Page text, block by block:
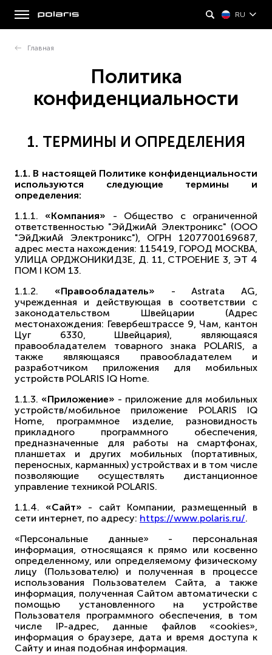
RU
Главная
Политика
конфиденциальности
1. ТЕРМИНЫ И ОПРЕДЕЛЕНИЯ
1.1. В настоящей Политике конфиденциальности
используются следующие термины и
определения:
1.1.1. «Компания» - Общество с ограниченной
ответственностью "ЭйДжиАй Электроникс" (ООО
"ЭйДжиАй Электроникс"), ОГРН 1207700169687,
адрес места нахождения: 115419, ГОРОД МОСКВА,
УЛИЦА ОРДЖОНИКИДЗЕ, Д. 11, СТРОЕНИЕ 3, ЭТ 4
ПОМ I КОМ 13.
1.1.2. «Правообладатель» - Astrata AG,
учрежденная и действующая в соответствии с
законодательством Швейцарии (Адрес
местонахождения: Гевербештрассе 9, Чам, кантон
Цуг 6330, Швейцария), являющаяся
правообладателем товарного знака POLARIS, а
также являющаяся правообладателем и
разработчиком приложения для мобильных
устройств POLARIS IQ Home.
1.1.3. «Приложение» - приложение для мобильных
устройств/мобильное приложение POLARIS IQ
Home, программное изделие, разновидность
прикладного программного обеспечения,
предназначенные для работы на смартфонах,
планшетах и других мобильных (портативных,
переносных, карманных) устройствах и в том числе
позволяющие осуществлять дистанционное
управление техникой POLARIS.
1.1.4. «Сайт» - сайт Компании, размещенный в
сети интернет, по адресу: https://www.polaris.ru/.
«Персональные данные» - персональная
информация, относящаяся к прямо или косвенно
определенному, или определяемому физическому
лицу (Пользователю) и полученная в процессе
использования Пользователем Сайта, а также
информация, полученная Сайтом автоматически с
помощью установленного на устройстве
Пользователя программного обеспечения, в том
числе IP-адрес, данные файлов «cookies»,
информация о браузере, дата и время доступа к
Сайту и иная подобная информация.